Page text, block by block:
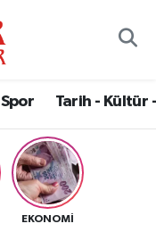
Spor Tarih - Kültür
EKONOMI